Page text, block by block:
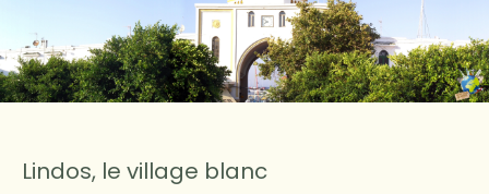
Lindos, le village blanc